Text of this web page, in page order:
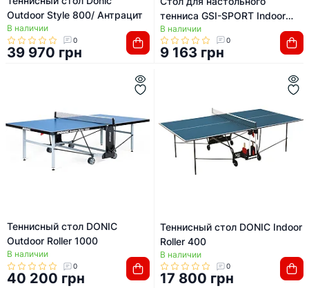
Outdoor Style 800/ Антрацит
В наличии
0
39 970 грн
тенниса GSI-SPORT Indoor
Gk-1 MT-4689
В наличии
0
9 163 грн
Теннисный стол DONIC
Outdoor Roller 1000
В наличии
0
40 200 грн
Теннисный стол DONIC Indoor
Roller 400
В наличии
0
17 800 грн